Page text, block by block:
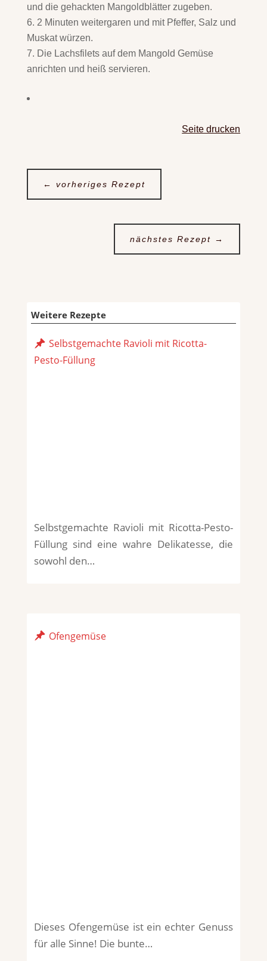
und die gehackten Mangoldblätter zugeben.
2 Minuten weitergaren und mit Pfeffer, Salz und
Muskat würzen.
Die Lachsfilets auf dem Mangold Gemüse
anrichten und heiß servieren.
Seite drucken
← vorheriges Rezept
nächstes Rezept →
Weitere Rezepte
Selbstgemachte Ravioli mit Ricotta-
Pesto-Füllung
Selbstgemachte Ravioli mit Ricotta-Pesto-
Füllung sind eine wahre Delikatesse, die
sowohl den…
Ofengemüse
Dieses Ofengemüse ist ein echter Genuss
für alle Sinne! Die bunte…